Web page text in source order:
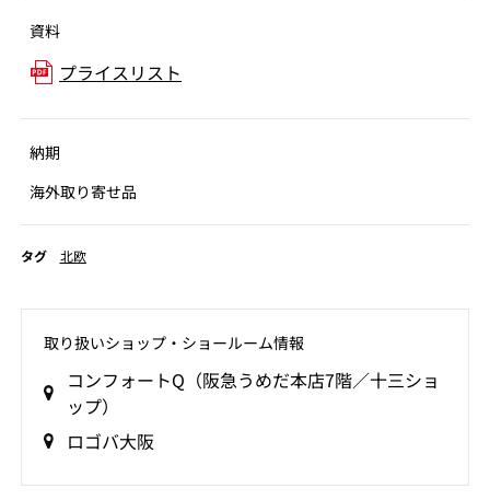
資料
プライスリスト
納期
海外取り寄せ品
タグ 北欧
取り扱いショップ‧ショールーム情報
コンフォートQ（阪急うめだ本店7階／十三ショ
ップ）
ロゴバ大阪